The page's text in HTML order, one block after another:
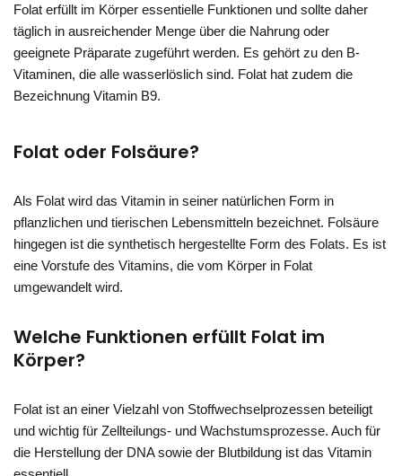
Folat erfüllt im Körper essentielle Funktionen und sollte daher
täglich in ausreichender Menge über die Nahrung oder
geeignete Präparate zugeführt werden. Es gehört zu den B-
Vitaminen, die alle wasserlöslich sind. Folat hat zudem die
Bezeichnung Vitamin B9.
Folat oder Folsäure?
Als Folat wird das Vitamin in seiner natürlichen Form in
pflanzlichen und tierischen Lebensmitteln bezeichnet. Folsäure
hingegen ist die synthetisch hergestellte Form des Folats. Es ist
eine Vorstufe des Vitamins, die vom Körper in Folat
umgewandelt wird.
Welche Funktionen erfüllt Folat im
Körper?
Folat ist an einer Vielzahl von Stoffwechselprozessen beteiligt
und wichtig für Zellteilungs- und Wachstumsprozesse. Auch für
die Herstellung der DNA sowie der Blutbildung ist das Vitamin